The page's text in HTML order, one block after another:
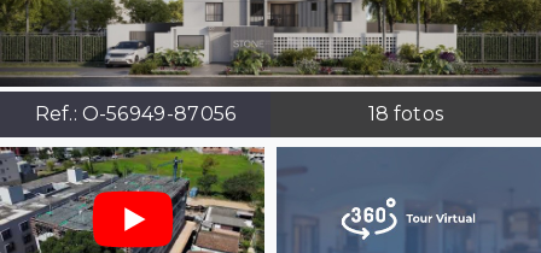
Ref.: O-56949-87056 18 fotos